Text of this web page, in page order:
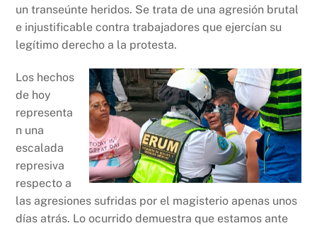
un transeúnte heridos. Se trata de una agresión brutal
e injustificable contra trabajadores que ejercían su
legítimo derecho a la protesta.
Los hechos
de hoy
representa
n una
escalada
represiva
respecto a
las agresiones sufridas por el magisterio apenas unos
días atrás. Lo ocurrido demuestra que estamos ante